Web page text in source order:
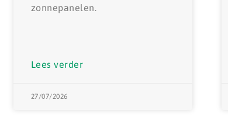
zonnepanelen.
Lees verder
27/07/2026